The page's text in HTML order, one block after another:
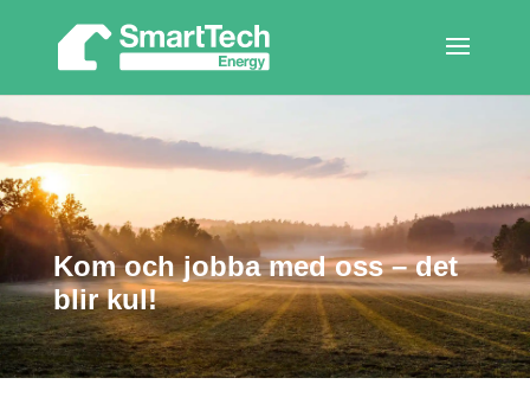
Kom och jobba med oss – det
blir kul!